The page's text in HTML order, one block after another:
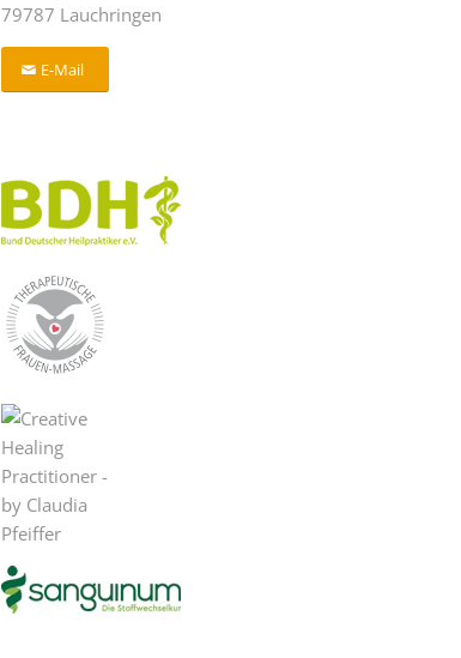
79787 Lauchringen
E-Mail